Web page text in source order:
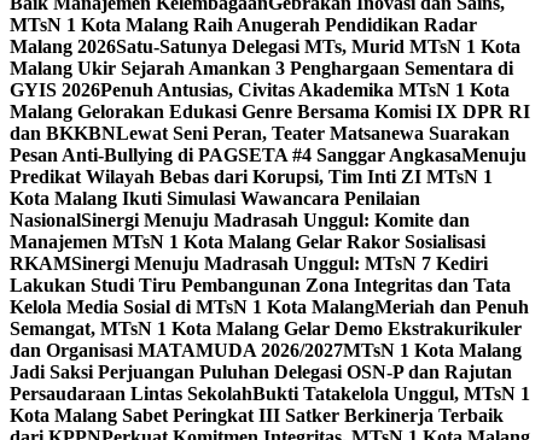
MTsN 1 Kota Malang Raih Anugerah Pendidikan Radar
Malang 2026Satu-Satunya Delegasi MTs, Murid MTsN 1 Kota
Malang Ukir Sejarah Amankan 3 Penghargaan Sementara di
GYIS 2026Penuh Antusias, Civitas Akademika MTsN 1 Kota
Malang Gelorakan Edukasi Genre Bersama Komisi IX DPR RI
dan BKKBNLewat Seni Peran, Teater Matsanewa Suarakan
Pesan Anti-Bullying di PAGSETA #4 Sanggar AngkasaMenuju
Predikat Wilayah Bebas dari Korupsi, Tim Inti ZI MTsN 1
Kota Malang Ikuti Simulasi Wawancara Penilaian
NasionalSinergi Menuju Madrasah Unggul: Komite dan
Manajemen MTsN 1 Kota Malang Gelar Rakor Sosialisasi
RKAMSinergi Menuju Madrasah Unggul: MTsN 7 Kediri
Lakukan Studi Tiru Pembangunan Zona Integritas dan Tata
Kelola Media Sosial di MTsN 1 Kota MalangMeriah dan Penuh
Semangat, MTsN 1 Kota Malang Gelar Demo Ekstrakurikuler
dan Organisasi MATAMUDA 2026/2027MTsN 1 Kota Malang
Jadi Saksi Perjuangan Puluhan Delegasi OSN-P dan Rajutan
Persaudaraan Lintas SekolahBukti Tatakelola Unggul, MTsN 1
Kota Malang Sabet Peringkat III Satker Berkinerja Terbaik